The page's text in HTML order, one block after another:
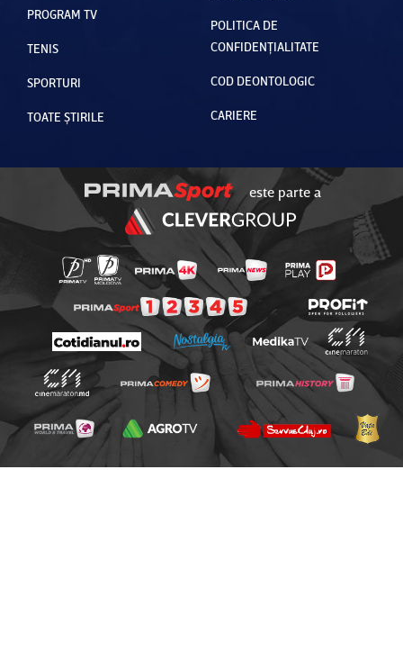
PROGRAM TV
TENIS
SPORTURI
TOATE ȘTIRILE
POLITICA DE
CONFIDENȚIALITATE
COD DEONTOLOGIC
CARIERE
este parte a